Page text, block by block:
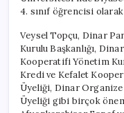
4. sınıf öğrencisi
Veysel Topçu, Dinar
Kurulu Başkanlığı,
Kooperatifi Yönetim
Kredi ve Kefalet
Üyeliği, Dinar
Üyeliği gibi birçok